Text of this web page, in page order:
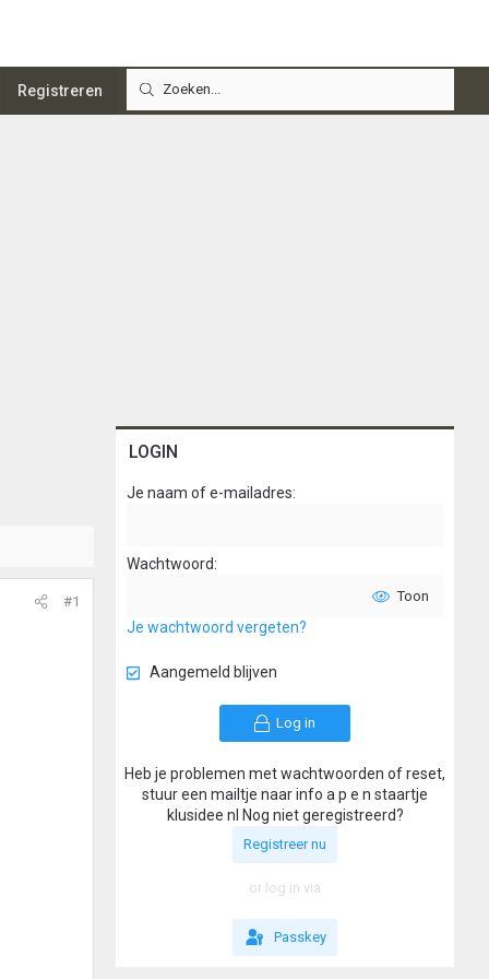
Registreren
#1
LOGIN
Je naam of e-mailadres
Wachtwoord
Toon
Je wachtwoord vergeten?
Aangemeld blijven
Log in
Heb je problemen met wachtwoorden of reset,
stuur een mailtje naar info a p e n staartje
klusidee nl Nog niet geregistreerd?
Registreer nu
or log in via
Passkey